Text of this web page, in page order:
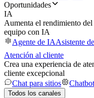
Oportunidades
IA
Aumenta el rendimiento del
equipo con IA
Agente de IAAsistente
Atención al cliente
Crea una experiencia de
cliente excepcional
Chat para sitios
Chatbot
Todos los canales